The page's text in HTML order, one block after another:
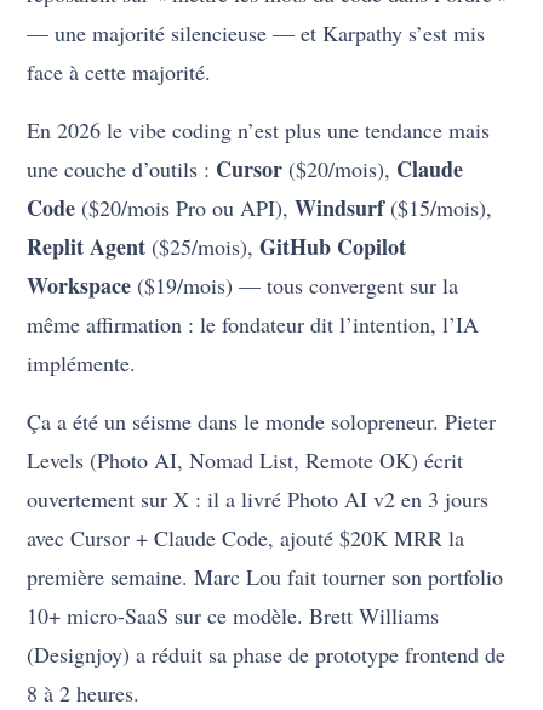
— une majorité silencieuse — et Karpathy s’est mis
face à cette majorité.
En 2026 le vibe coding n’est plus une tendance mais
une couche d’outils : Cursor ($20/mois), Claude
Code ($20/mois Pro ou API),Windsurf($15/mois),
Replit Agent ($25/mois),GitHub Copilot
Workspace ($19/mois) — tous convergent sur la
même affirmation : le fondateur dit l’intention, l’IA
implémente.
Ça a été un séisme dans le monde solopreneur. Pieter
Levels (Photo AI, Nomad List, Remote OK) écrit
ouvertement sur X : il a livré Photo AI v2 en 3 jours
avec Cursor + Claude Code, ajouté $20K MRR la
première semaine. Marc Lou fait tourner son portfolio
10+ micro-SaaS sur ce modèle. Brett Williams
(Designjoy) a réduit sa phase de prototype frontend de
8 à 2 heures.